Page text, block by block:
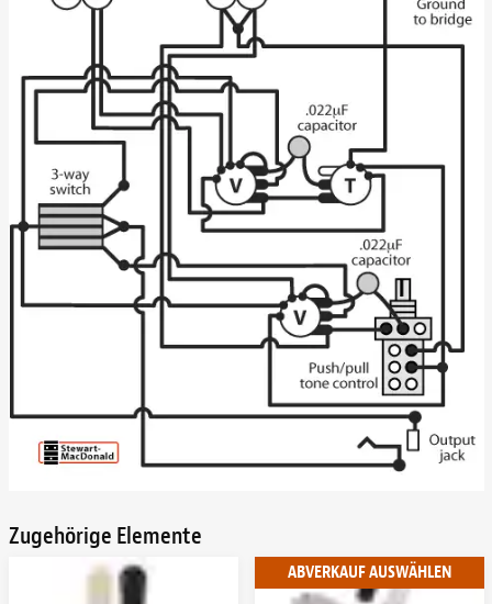
Zugehörige Elemente
ABVERKAUF AUSWÄHLEN